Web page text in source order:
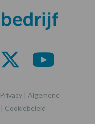
Privacy
Algemene
Cookiebeleid